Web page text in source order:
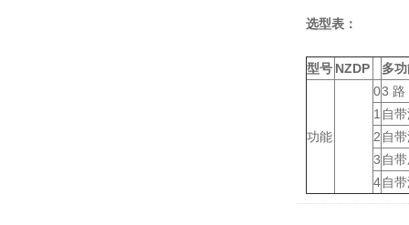
选型表：
型号 NZDP 多
功能
03 路
1 自
2 自
3 自
4自